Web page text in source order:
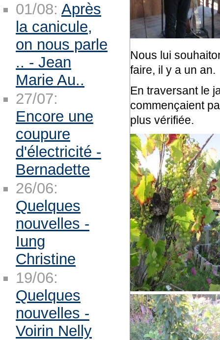
Nous lui
faire, il y a un an.
En traversant le
commençaient
plus vérifiée.
01/08: Après
la canicule,
on nous parle
.. - Jean
Marie Au..
27/07:
Encore une
coupure
d'électricité -
Bernadette
26/06:
Quelques
nouvelles -
Iung
Christine
19/06:
Quelques
nouvelles -
Voirin Nelly